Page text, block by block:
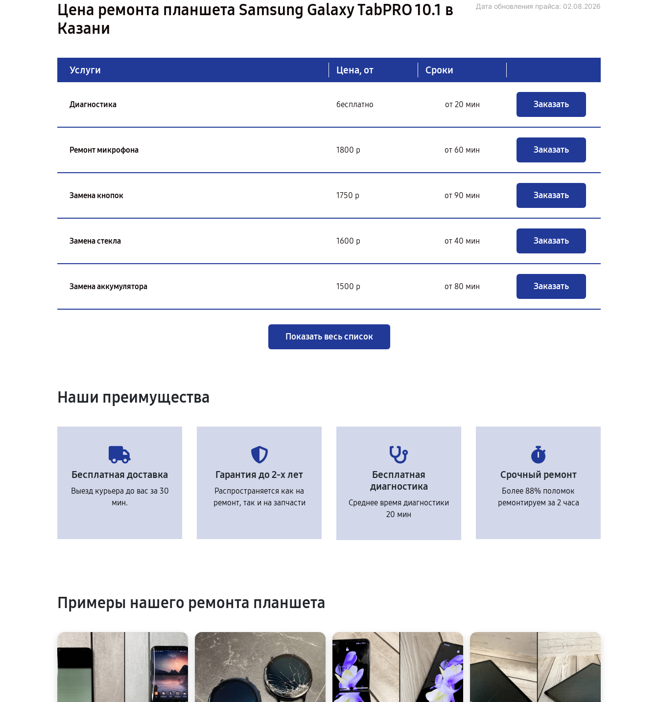
Цена ремонта планшета Samsung Galaxy TabPRO 10.1 в
Казани
Дата обновления прайса: 02.08.2026
Услуги Цена, от Сроки
Диагностика бесплатно от 20 мин Заказать
Ремонт микрофона 1800 р от 60 мин Заказать
Замена кнопок 1750 р от 90 мин Заказать
Замена стекла 1600 р от 40 мин Заказать
Замена аккумулятора 1500 р от 80 мин Заказать
Показать весь список
Наши преимущества
Бесплатная доставка
Выезд курьера до вас за 30
мин.
Гарантия до 2-х лет
Распространяется как на
ремонт, так и на запчасти
Бесплатная
диагностика
Среднее время диагностики
20 мин
Срочный ремонт
Более 88% поломок
ремонтируем за 2 часа
Примеры нашего ремонта планшета